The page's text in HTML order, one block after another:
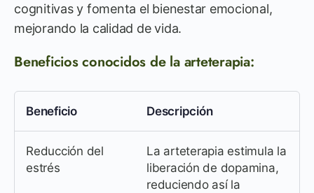
cognitivas y fomenta el bienestar emocional,
mejorando la calidad de vida.
Beneficios conocidos de la arteterapia:
Beneficio Descripción
Reducción del
estrés
La arteterapia estimula la
liberación de dopamina,
reduciendo así la